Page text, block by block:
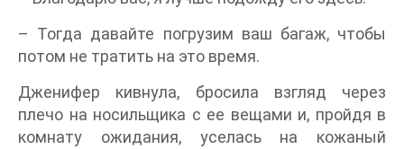
– Тогда давайте погрузим ваш багаж, чтобы
потом не тратить на это время.
Дженифер кивнула, бросила взгляд через
плечо на носильщика с ее вещами и, пройдя в
комнату ожидания, уселась на кожаный